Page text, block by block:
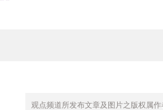
观点频道所发布文章及图片之版权属